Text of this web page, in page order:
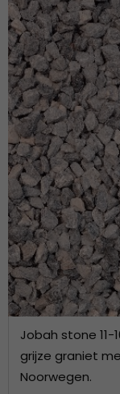
Jobah stone 11-
grijze graniet
Noorwegen.